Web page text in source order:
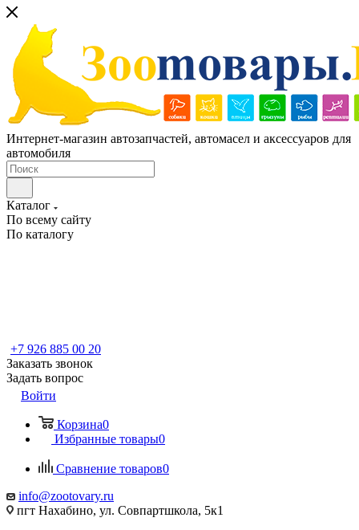
Интернет-магазин автозапчастей, автомасел и аксессуаров для
автомобиля
Каталог
По всему сайту
По каталогу
+7 926 885 00 20
Заказать звонок
Задать вопрос
Войти
Корзина0
Избранные товары0
Сравнение товаров0
info@zootovary.ru
пгт Нахабино, ул. Совпартшкола, 5к1